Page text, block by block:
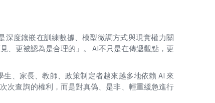
深度鑲嵌在訓練數據、模型微調方式與現實權力關
、更被認為是合理的」。 AI不只是在傳遞觀點，更
生、家長、教師、政策制定者越來越多地依賴 AI 來
次查詢的權利，而是對真偽、是非、輕重緩急進行